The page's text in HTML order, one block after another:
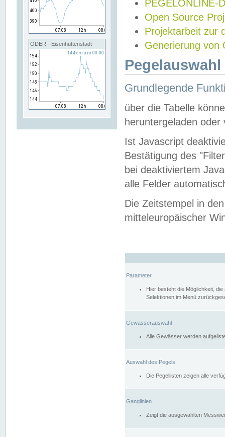
ODER - Eisenhüttenstadt
PEGELONLINE-
Open Source
Projektarbeit zur
Generierung von
Grundlegende
über die Tabelle
heruntergeladen oder
Ist Javascript
Bestätigung des
bei deaktiviertem
alle Felder
Die Zeitstempel in
mitteleuropäischer
Parameter
Hier besteht die Möglichkeit,
Selektionen im Menü
Gewässerauswahl
Alle Gewässer werden
Auswahl des Pegels
Die Pegellisten zeigen alle
Ganglinien
Zeigt die ausgewählten